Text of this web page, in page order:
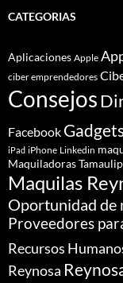
CATEGORIAS
Aplicaciones Apple
ciber emprendedores
Consejos
Facebook
iPad iPhone Linkedin
Maquiladoras
Maquilas
Oportunidad de
Proveedores
Recursos
Reynosa